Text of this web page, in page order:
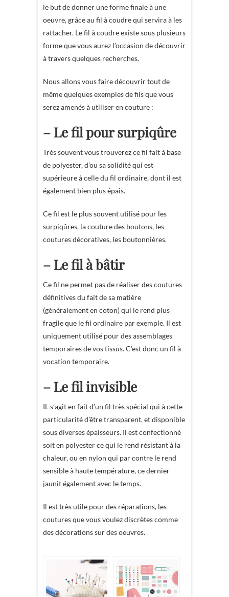
le but de donner une forme finale à une
oeuvre, grâce au fil à coudre qui servira à les
rattacher. Le fil à coudre existe sous plusieurs
forme que vous aurez l’occasion de découvrir
à travers quelques recherches.
Nous allons vous faire découvrir tout de
même quelques exemples de fils que vous
serez amenés à utiliser en couture :
– Le fil pour surpiqûre
Très souvent vous trouverez ce fil fait à base
de polyester, d’ou sa solidité qui est
supérieure à celle du fil ordinaire, dont il est
également bien plus épais.
Ce fil est le plus souvent utilisé pour les
surpiqûres, la couture des boutons, les
coutures décoratives, les boutonnières.
– Le fil à bâtir
Ce fil ne permet pas de réaliser des coutures
définitives du fait de sa matière
(généralement en coton) qui le rend plus
fragile que le fil ordinaire par exemple. Il est
uniquement utilisé pour des assemblages
temporaires de vos tissus. C’est donc un fil à
vocation temporaire.
– Le fil invisible
IL s’agit en fait d’un fil très spécial qui à cette
particularité d’être transparent, et disponible
sous diverses épaisseurs. Il est confectionné
soit en polyester ce qui le rend résistant à la
chaleur, ou en nylon qui par contre le rend
sensible à haute température, ce dernier
jaunit également avec le temps.
Il est très utile pour des réparations, les
coutures que vous voulez discrètes comme
des décorations sur des oeuvres.